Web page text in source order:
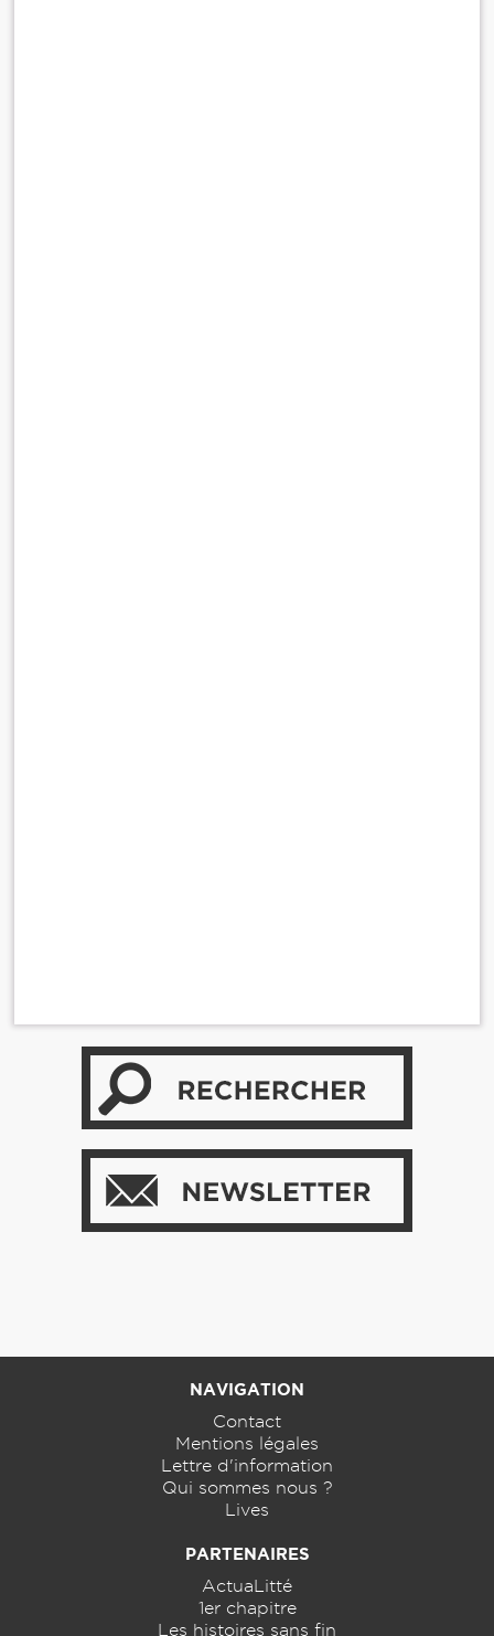
NAVIGATION
Contact
Mentions légales
Lettre d'information
Qui sommes nous ?
Lives
PARTENAIRES
ActuaLitté
1er chapitre
Les histoires sans fin